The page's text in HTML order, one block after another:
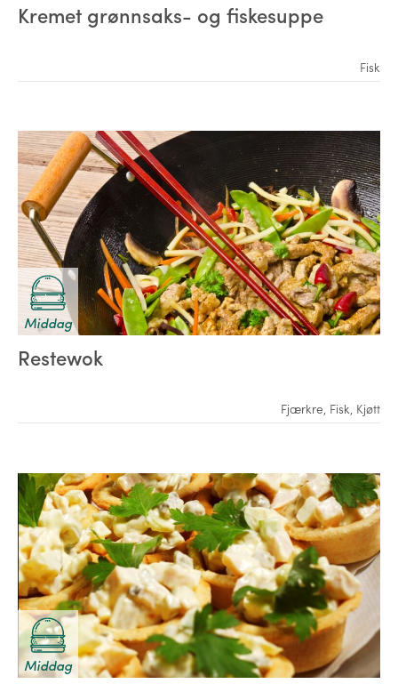
Kremet grønnsaks- og fiskesuppe
Fisk
Middag
Restewok
Fjærkre, Fisk, Kjøtt
Middag